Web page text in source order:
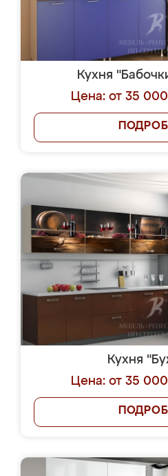
Кухня
Цена: от 35
Кухня
Цена: от 35